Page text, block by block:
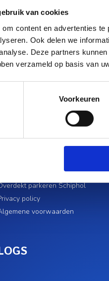
van cookies
content en advertenties
Ook delen we
Deze partners
verzameld op basis van
Voorkeuren
parkeren Schiphol
policy
voorwaarden